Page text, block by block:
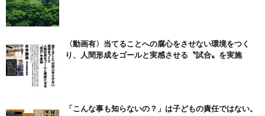
〈動画有〉当てることへの腐心をさせない環境をつく
り、人間形成をゴールと実感させる〝試合〟を実施
「こんな事も知らないの？」は子どもの責任ではない。